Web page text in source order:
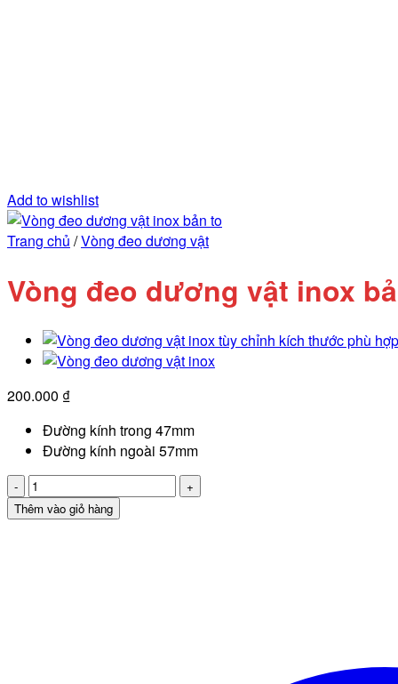
Add to wishlist
Trang chủ /Vòng đeo dương vật
Vòng đeo dương vật inox
200.000 ₫
Đường kính trong 47mm
Đường kính ngoài 57mm
Vòng
đeo
dương
Thêm vào giỏ hàng